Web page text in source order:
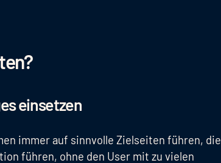
einsetzen
immer auf sinnvolle Zielseiten führen, die
führen, ohne den User mit zu vielen